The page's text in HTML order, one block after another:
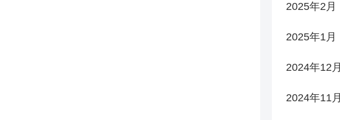
2025年2月
2025年1月
2024年12月
2024年11月